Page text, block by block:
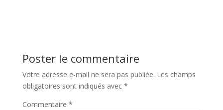
Poster le commentaire
Votre adresse e-mail ne sera pas publiée. Les champs
obligatoires sont indiqués avec *
Commentaire *